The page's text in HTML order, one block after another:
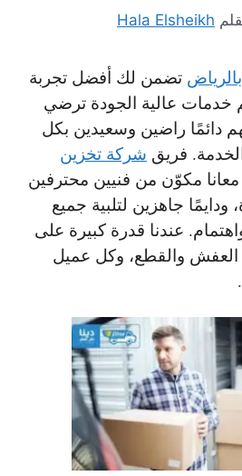
Hala Elsheikh
تضمن لك أفضل تجربة
خدمات عالية الجودة ترضي
دائمًا راضين وسعيدين بكل
فريق شركة تخزين
معانا مكوّن من فنيين محترفين
جاهزين لتلبية جميع
عندنا قدرة كبيرة على
العفش والقطع، وكل عميل